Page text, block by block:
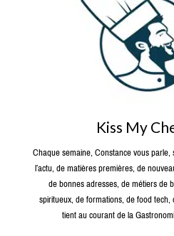
Kiss My
Chaque semaine, Constance vous
l’actu, de matières premières, de
de bonnes adresses, de métiers de
spiritueux, de formations, de food
tient au courant de la